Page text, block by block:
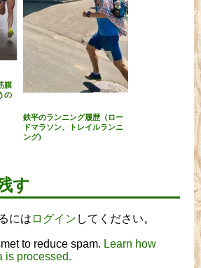
膜
の
鉄平のランニング履歴（ロー
ドマラソン、トレイルランニ
ング)
す
には ログイン してください。
to reduce spam. Learn how
is processed.